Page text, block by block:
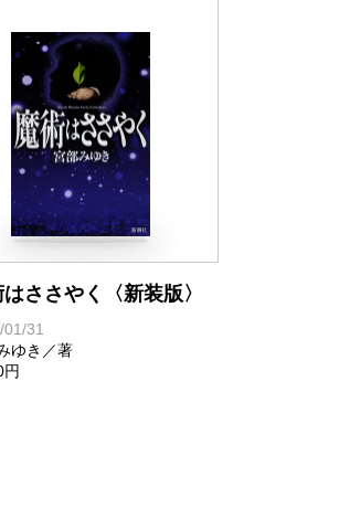
ささやく〈新装版〉
31
ゆき／著
円